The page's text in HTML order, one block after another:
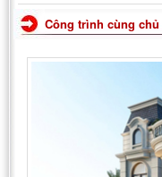
Công trình cùng chủ